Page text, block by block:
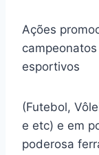
Ações
esportivos
(Futebol,
e etc) e em
poderosa